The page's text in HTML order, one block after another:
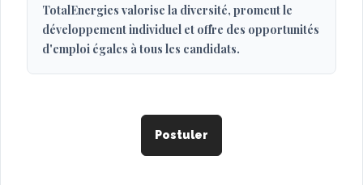
TotalEnergies valorise la diversité, promeut le
développement individuel et offre des opportunités
d'emploi égales à tous les candidats.
Postuler